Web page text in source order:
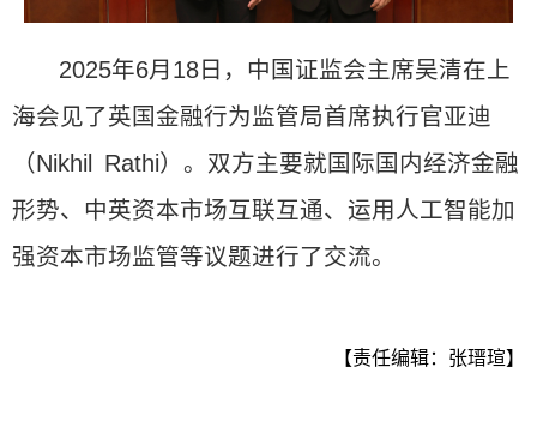
2025年6月18日，中国证监会主席吴清在上
海会见了英国金融行为监管局首席执行官亚迪
（Nikhil Rathi）。双方主要就国际国内经济金融
形势、中英资本市场互联互通、运用人工智能加
强资本市场监管等议题进行了交流。
【责任编辑：张瑨瑄】